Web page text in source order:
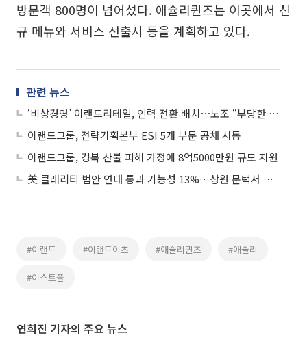
방문객 800명이 넘어섰다. 애슐리퀸즈는 이곳에서 신
규 메뉴와 서비스 선출시 등을 계획하고 있다.
관련 뉴스
‘비상경영’ 이랜드리테일, 인력 전환 배치⋯노조 “부당한 인사“
이랜드그룹, 전략기획본부 ESI 5개 부문 공채 시동
이랜드그룹, 경북 산불 피해 가정에 8억5000만원 규모 지원
美 클래리티 법안 연내 통과 가능성 13%…상원 문턱서 제동
#이랜드 #이랜드이츠 #애슐리퀸즈 #애슐리
#이스트폴
연희진 기자의 주요 뉴스